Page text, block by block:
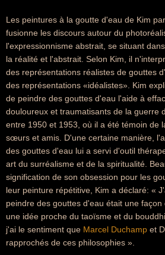
Les peintures à la goutte d'eau de Kim
fusionne les discours autour du
l'expressionnisme abstrait, se situant
la réalité et l'abstrait. Selon Kim, il
des représentations réalistes de gouttes
des représentations «idéalistes». Kim
de peindre des gouttes d'eau l'aide à
douloureux et traumatisants de la guerre
entre 1950 et 1953, où il a été témoin de
sœurs et amis. D'une certaine manière,
des gouttes d'eau lui a servi d'outil
art du surréalisme et de la spiritualité.
signification de son obsession pour les
leur peinture répétitive, Kim a déclaré: «
peindre des gouttes d'eau était une
une idée proche du taoïsme et du
j'ai le sentiment que Marcel Duchamp et
rapprochés de ces philosophies ».